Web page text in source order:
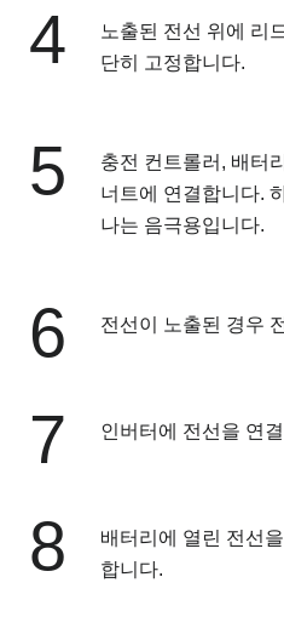
4
노출된 전선 위에 리
단히 고정합니다.
5
충전 컨트롤러, 배터
너트에 연결합니다.
나는 음극용입니다.
6 전선이 노출된 경우
7 인버터에 전선을 연
8
배터리에 열린 전선
합니다.